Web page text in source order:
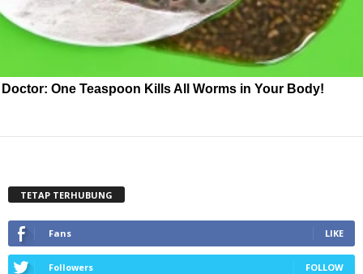
Doctor: One Teaspoon Kills All Worms in Your Body!
TETAP TERHUBUNG
Fans LIKE
Followers FOLLOW